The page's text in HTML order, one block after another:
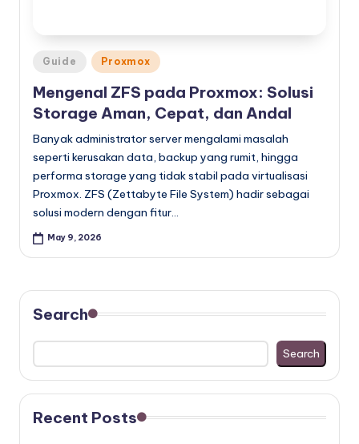
Posted
Guide Proxmox
Mengenal ZFS pada Proxmox: Solusi
Storage Aman, Cepat, dan Andal
Banyak administrator server mengalami masalah
seperti kerusakan data, backup yang rumit, hingga
performa storage yang tidak stabil pada virtualisasi
Proxmox. ZFS (Zettabyte File System) hadir sebagai
solusi modern dengan fitur…
May 9, 2026
Search
Search
Recent Posts